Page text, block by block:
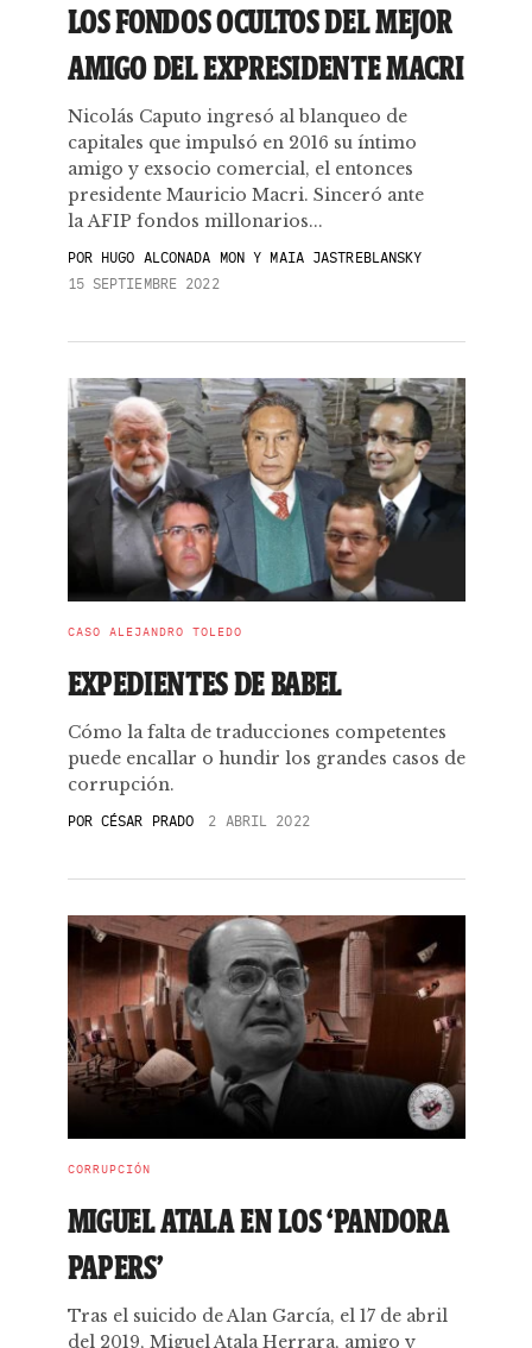
LOS FONDOS OCULTOS DEL MEJOR
AMIGO DEL EXPRESIDENTE MACRI
Nicolás Caputo ingresó al blanqueo de
capitales que impulsó en 2016 su íntimo
amigo y exsocio comercial, el entonces
presidente Mauricio Macri. Sinceró ante
la AFIP fondos millonarios...
PORHUGO ALCONADA MON Y MAIA JASTREBLANSKY
15 SEPTIEMBRE 2022
CASO ALEJANDRO TOLEDO
EXPEDIENTES DE BABEL
Cómo la falta de traducciones competentes
puede encallar o hundir los grandes casos de
corrupción.
POR CÉSAR PRADO 2 ABRIL 2022
CORRUPCIÓN
MIGUEL ATALA EN LOS ‘PANDORA
PAPERS’
Tras el suicido de Alan García, el 17 de abril
del 2019, Miguel Atala Herrara, amigo y